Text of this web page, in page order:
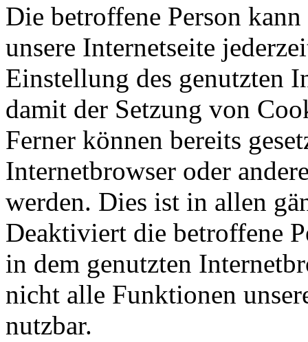
Die betroffene Person
unsere Internetseite
Einstellung des genutzten
damit der Setzung von
Ferner können bereits
Internetbrowser oder
werden. Dies ist in allen
Deaktiviert die betroffene
in dem genutzten
nicht alle Funktionen
nutzbar.